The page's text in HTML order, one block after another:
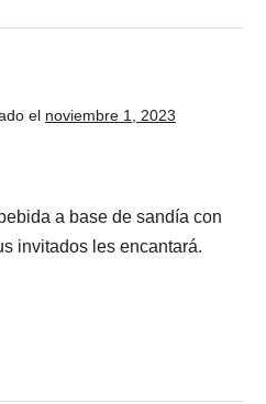
el noviembre 1, 2023
a base de sandía con
invitados les encantará.